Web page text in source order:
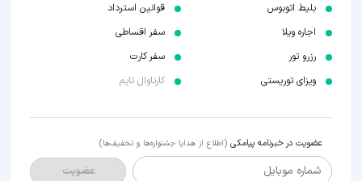
بلیط اتوبوس
اجاره ویلا
رزرو تور
ویزای توریستی
قوانین استرداد
سفر اقساطی
سفر کارت
کارناوال تایم
عضویت در خبرنامه پیامکی (اطلاع از هدایا جشنواره‌ها و تخفیف‌ها)
شماره موبایل عضویت